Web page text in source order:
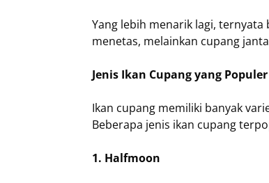
Yang lebih menarik lagi,
menetas, melainkan cupang
Jenis Ikan Cupang yang Populer
Ikan cupang memiliki banyak
Beberapa jenis ikan cupang
1. Halfmoon